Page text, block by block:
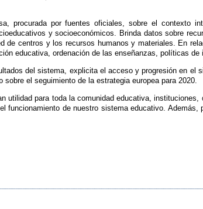
procurada por fuentes oficiales, sobre el contexto
y socioeconómicos. Brinda datos sobre
de centros y los recursos humanos y materiales. En
educativa, ordenación de las enseñanzas, políticas
del sistema, explicita el acceso y progresión en el
el seguimiento de la estrategia europea para 2020.
utilidad para toda la comunidad educativa,
funcionamiento de nuestro sistema educativo.